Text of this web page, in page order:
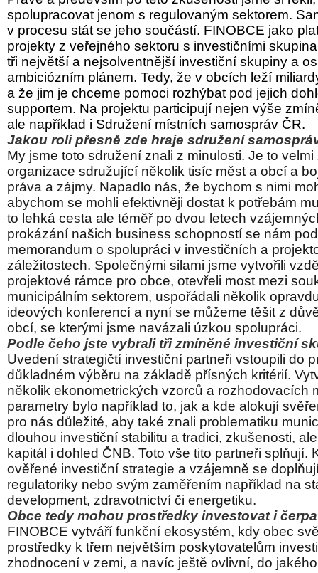
spolupracovat jenom s regulovaným sektorem.
v procesu stát se jeho součástí. FINOBCE jako
projekty z veřejného sektoru s investičními
tři největší a nejsolventnější investiční skupiny a
ambiciózním plánem. Tedy, že v obcích leží
a že jim je chceme pomoci rozhýbat pod jejich
supportem. Na projektu participují nejen výše
ale například i Sdružení místních samospráv ČR.
Jakou roli přesně zde hraje sdružení
My jsme toto sdružení znali z minulosti. Je to velmi
organizace sdružující několik tisíc měst a obcí a
práva a zájmy. Napadlo nás, že bychom s nimi
abychom se mohli efektivněji dostat k potřebám
to lehká cesta ale téměř po dvou letech
prokázání našich business schopností se nám
memorandum o spolupráci v investičních a
záležitostech. Společnými silami jsme vytvořili
projektové rámce pro obce, otevřeli most mezi
municipálním sektorem, uspořádali několik
ideových konferencí a nyní se můžeme těšit z
obcí, se kterými jsme navázali úzkou spolupráci.
Podle čeho jste vybrali tři zmíněné investiční
Uvedení strategičtí investiční partneři vstoupili do
důkladném výběru na základě přísných kritérií.
několik ekonometrických vzorců a rozhodovacích
parametry bylo například to, jak a kde alokují
pro nás důležité, aby také znali problematiku
dlouhou investiční stabilitu a tradici, zkušenosti,
kapitál i dohled ČNB. Toto vše tito partneři splňují.
ověřené investiční strategie a vzájemně se
regulatoriky nebo svým zaměřením například na
development, zdravotnictví či energetiku.
Obce tedy mohou prostředky investovat i
FINOBCE vytváří funkční ekosystém, kdy obec
prostředky k třem největším poskytovatelům
zhodnocení v zemi, a navíc ještě ovlivní, do